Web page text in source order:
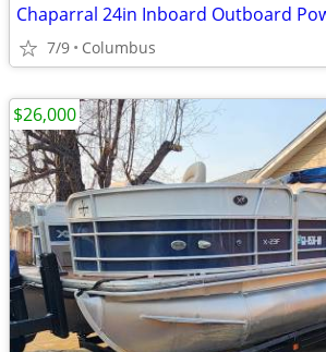
7/9 Columbus
$26,000